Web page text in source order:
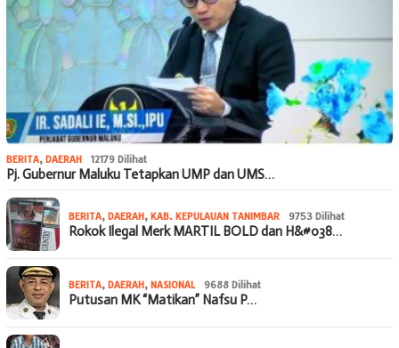
BERITA, DAERAH 12179 Dilihat
Pj. Gubernur Maluku Tetapkan UMP dan UMS…
BERITA, DAERAH, KAB. KEPULAUAN TANIMBAR 9753 Dilihat
Rokok Ilegal Merk MARTIL BOLD dan H&#038…
BERITA, DAERAH, NASIONAL 9688 Dilihat
Putusan MK “Matikan” Nafsu P…